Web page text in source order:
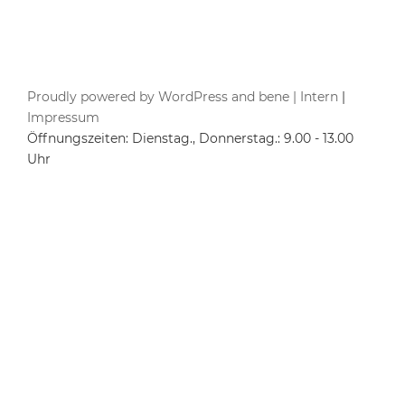
Proudly powered by WordPress and bene | Intern |
Impressum
Öffnungszeiten: Dienstag., Donnerstag.: 9.00 - 13.00
Uhr